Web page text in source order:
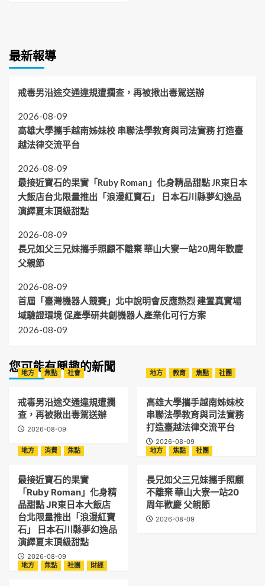
最新報導
戒毒男沿途交通違規遭攔查，再被揪出毒駕送辦
2026-08-09
高雄大學攜手越南姊妹校 串聯法學教育與司法實務 打造臺
越法律交流平台
2026-08-09
最接近寶石的果實「Ruby Roman」化身精品甜點 JR東日本
大飯店台北限量推出「浪漫紅寶石」 日本石川縣夢幻逸品
演繹夏末頂級甜點
2026-08-09
長兄如父三兄妹攜手照顧不離棄 華山大寮一站20周年歡慶
父親節
2026-08-09
首屆「臺灣機器人競賽」北中說明會反應熱烈 建置真實場
域驗證環境 促產學研共創機器人產業化可行方案
2026-08-09
您可能有興趣的新聞
地方 焦點 社會
戒毒男沿途交通違規遭攔
查，再被揪出毒駕送辦
2026-08-09
地方 教育 焦點 社團
高雄大學攜手越南姊妹校
串聯法學教育與司法實務
打造臺越法律交流平台
2026-08-09
地方
消費 焦點
最接近寶石的果實
「Ruby Roman」化身精
品甜點 JR東日本大飯店
台北限量推出「浪漫紅寶
石」 日本石川縣夢幻逸品
演繹夏末頂級甜點
2026-08-09
地方 焦點 社團
長兄如父三兄妹攜手照顧
不離棄 華山大寮一站20
周年歡慶 父親節
2026-08-09
地方 焦點 社團 財經